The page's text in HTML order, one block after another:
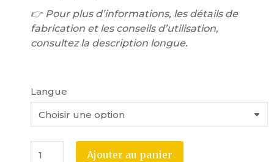
👉 Pour plus d’informations, les détails de
fabrication et les conseils d’utilisation,
consultez la description longue.
Langue
Ajouter au panier